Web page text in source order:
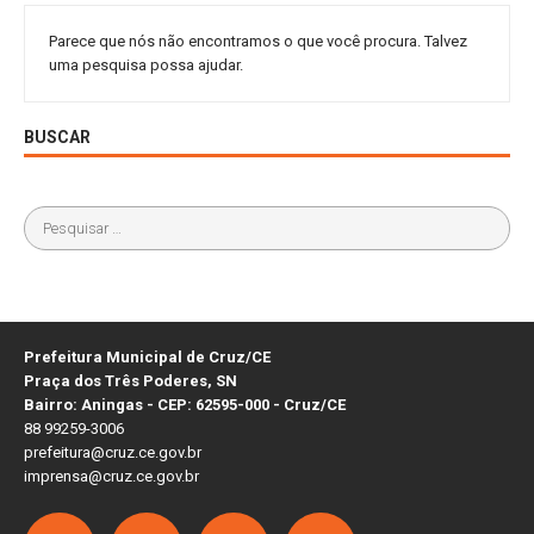
Parece que nós não encontramos o que você procura. Talvez
uma pesquisa possa ajudar.
BUSCAR
Prefeitura Municipal de Cruz/CE
Praça dos Três Poderes, SN
Bairro: Aningas - CEP: 62595-000 - Cruz/CE
88 99259-3006
prefeitura@cruz.ce.gov.br
imprensa@cruz.ce.gov.br